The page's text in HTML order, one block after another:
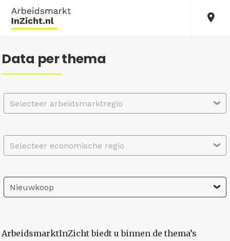
Data per thema
Selecteer arbeidsmarktregio
Selecteer economische regio
Nieuwkoop
ArbeidsmarktInZicht biedt u binnen de thema’s